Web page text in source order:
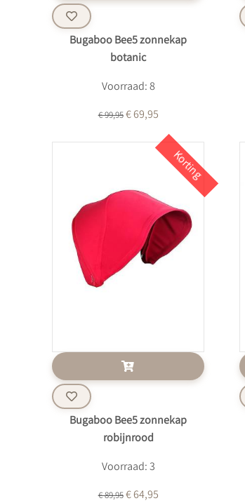
Bugaboo Bee5 zonnekap
botanic
Voorraad: 8
€ 99,95€ 69,95
Korting
Bugaboo Bee5 zonnekap
robijnrood
Voorraad: 3
€ 89,95€ 64,95